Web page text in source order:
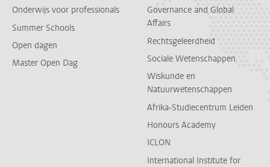
Onderwijs voor professionals
Summer Schools
Open dagen
Master Open Dag
Governance and Global
Affairs
Rechtsgeleerdheid
Sociale Wetenschappen
Wiskunde en
Natuurwetenschappen
Afrika-Studiecentrum Leiden
Honours Academy
ICLON
International Institute for